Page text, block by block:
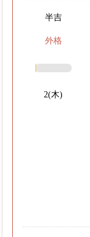
半吉
外格
2(木)